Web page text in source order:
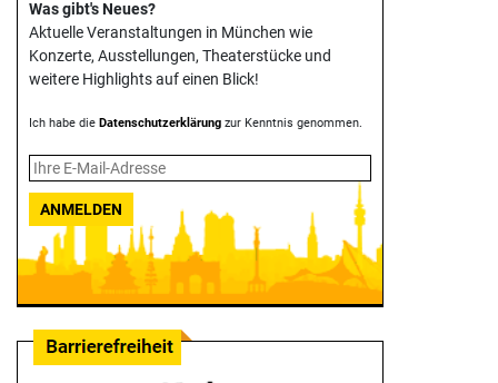
Was gibt's Neues?
Aktuelle Veranstaltungen in München wie
Konzerte, Ausstellungen, Theater­stücke und
weitere Highlights auf einen Blick!
Ich habe die Datenschutzerklärung zur Kenntnis genommen.
ANMELDEN